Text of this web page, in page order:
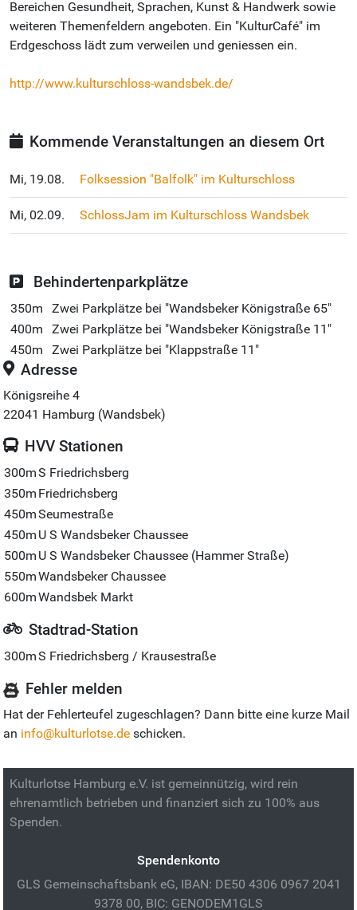
Bereichen Gesundheit, Sprachen, Kunst & Handwerk sowie
weiteren Themenfeldern angeboten. Ein "KulturCafé" im
Erdgeschoss lädt zum verweilen und geniessen ein.
http://www.kulturschloss-wandsbek.de/
Kommende Veranstaltungen an diesem Ort
Mi, 19.08. Folksession "Balfolk" im Kulturschloss
Mi, 02.09. SchlossJam im Kulturschloss Wandsbek
Behindertenparkplätze
350m
Zwei Parkplätze bei "Wandsbeker Königstraße 65"
400m
Zwei Parkplätze bei "Wandsbeker Königstraße 11"
450m
Zwei Parkplätze bei "Klappstraße 11"
Adresse
Königsreihe 4
22041 Hamburg (Wandsbek)
HVV Stationen
300mS Friedrichsberg
350m Friedrichsberg
450mSeumestraße
450m U S Wandsbeker Chaussee
500m U S Wandsbeker Chaussee (Hammer Straße)
550mWandsbeker Chaussee
600mWandsbek Markt
Stadtrad-Station
300mS Friedrichsberg / Krausestraße
Fehler melden
Hat der Fehlerteufel zugeschlagen? Dann bitte eine kurze Mail
an info@kulturlotse.de schicken.
Kulturlotse Hamburg e.V. ist gemeinnützig, wird rein
ehrenamtlich betrieben und finanziert sich zu 100% aus
Spenden.
Spendenkonto
GLS Gemeinschaftsbank eG, IBAN: DE50 4306 0967 2041
9378 00, BIC: GENODEM1GLS